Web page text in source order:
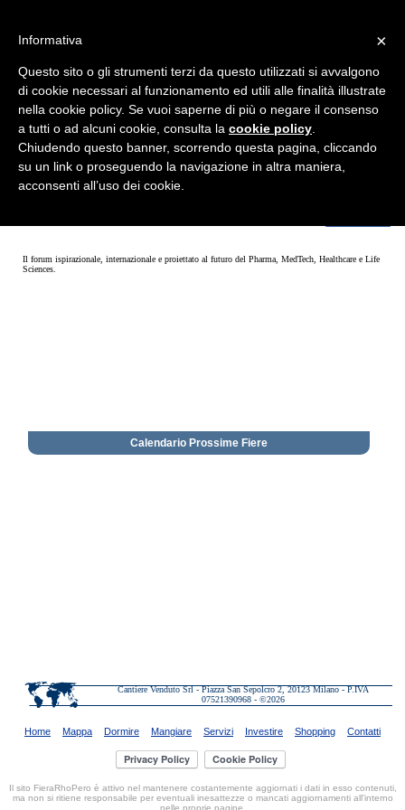
Il forum ispirazionale, internazionale e proiettato al futuro del Pharma, MedTech, Healthcare e Life
Sciences.
Calendario Prossime Fiere
Cantiere Venduto Srl - Piazza San Sepolcro 2, 20123 Milano - P.IVA
07521390968 - ©2026
Home Mappa Dormire Mangiare Servizi Investire Shopping Contatti
Il sito FieraRhoPero è attivo nel mantenere costantemente aggiornati i dati in esso contenuti,
ma non si ritiene responsabile per eventuali inesattezze o mancati aggiornamenti all'interno
nelle proprie pagine.
×
Informativa
Questo sito o gli strumenti terzi da questo utilizzati si avvalgono
di cookie necessari al funzionamento ed utili alle finalità illustrate
nella cookie policy. Se vuoi saperne di più o negare il consenso
a tutti o ad alcuni cookie, consulta la cookie policy
Chiudendo questo banner, scorrendo questa pagina, cliccando
su un link o proseguendo la navigazione in altra maniera,
acconsenti all’uso dei cookie.